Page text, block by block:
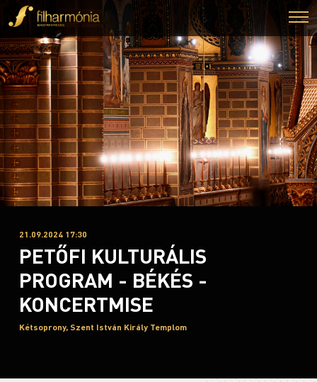
21.09.2024 17:30
PETŐFI KULTURÁLIS
PROGRAM - BÉKÉS -
KONCERTMISE
Kétsoprony, Szent István Király Templom